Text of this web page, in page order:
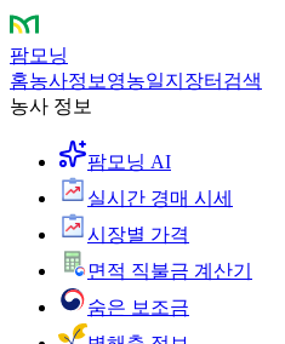
팜모닝
홈농사정보 영농일지 장터 검색
농사 정보
팜모닝 AI
실시간 경매 시세
시장별 가격
면적 직불금 계산기
숨은 보조금